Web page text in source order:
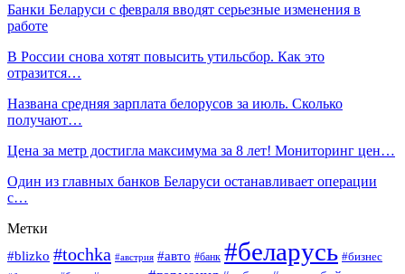
Банки Беларуси с февраля вводят серьезные изменения в
работе
В России снова хотят повысить утильсбор. Как это
отразится…
Названа средняя зарплата белорусов за июль. Сколько
получают…
Цена за метр достигла максимума за 8 лет! Мониторинг цен…
Один из главных банков Беларуси останавливает операции
с…
Метки
#blizko #tochka #австрия #авто #банк #беларусь #бизнес